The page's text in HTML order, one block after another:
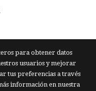
para obtener datos
usuarios y mejorar
tus preferencias a través
información en nuestra